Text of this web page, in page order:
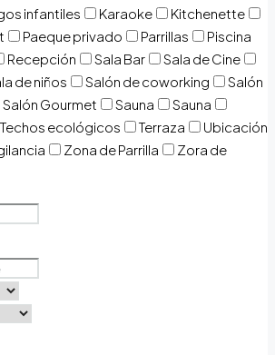
infantiles Karaoke
Kitchenette
Paeque privado Parrillas
Piscina
Recepción Sala Bar
Sala de Cine
de niños Salón de coworking
Salón
Salón Gourmet Sauna
Sauna
Techos ecológicos Terraza
Ubicación
Zona de Parrilla
Zora de